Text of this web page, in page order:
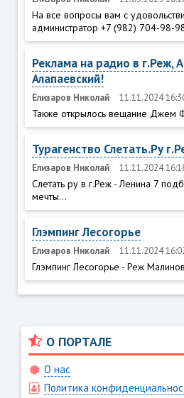
На все вопросы вам с
администратор +7 (982) 704-98-
Реклама на радио в г.Реж,
Алапаевский!
Елизаров Николай 11.11.2024
Также открылось вещание Джем
Турагенство Слетать.Ру
Елизаров Николай 11.11.2024
Слетать ру в г.Реж - Ленина 7
мечты...
Глэмпинг Лесогорье
Елизаров Николай 11.11.2024
Глэмпинг Лесогорье - Реж
О ПОРТАЛЕ
О нас
Политика